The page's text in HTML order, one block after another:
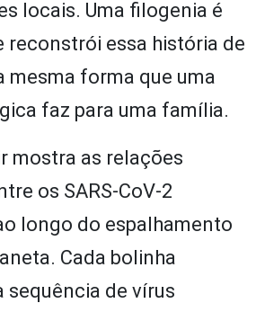
locais. Uma filogenia é
reconstrói essa história de
mesma forma que uma
faz para uma família.
mostra as relações
os SARS-CoV-2
longo do espalhamento
Cada bolinha
sequência de vírus